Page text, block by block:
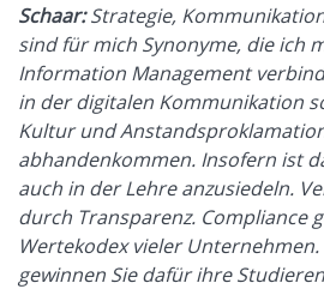
Schaar:Strategie,
sind für mich Synonyme, die ich
Information Management
in der digitalen Kommunikation
Kultur und
abhandenkommen. Insofern ist
auch in der Lehre anzusiedeln.
durch Transparenz. Compliance
Wertekodex vieler
gewinnen Sie dafür ihre